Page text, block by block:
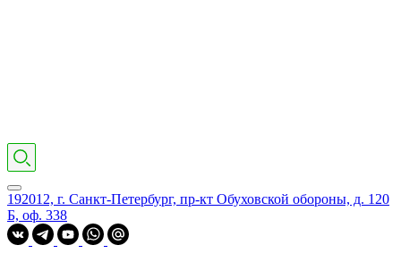
192012, г. Санкт-Петербург, пр-кт Обуховской обороны, д. 120
Б, оф. 338